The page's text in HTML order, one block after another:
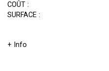
COÛT :
SURFACE :
+ Info